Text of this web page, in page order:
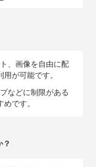
、画像を自由に配
が可能です。
などに制限がある
です。